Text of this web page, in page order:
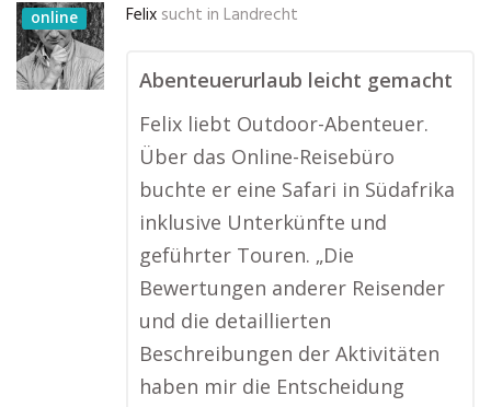
online Felix sucht in Landrecht
Abenteuerurlaub leicht gemacht
Felix liebt Outdoor-Abenteuer.
Über das Online-Reisebüro
buchte er eine Safari in Südafrika
inklusive Unterkünfte und
geführter Touren. „Die
Bewertungen anderer Reisender
und die detaillierten
Beschreibungen der Aktivitäten
haben mir die Entscheidung